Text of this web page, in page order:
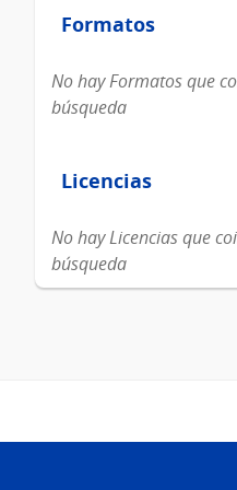
Formatos
Formatos
No hay Formatos que
búsqueda
Licencias
Licencias
No hay Licencias que
búsqueda